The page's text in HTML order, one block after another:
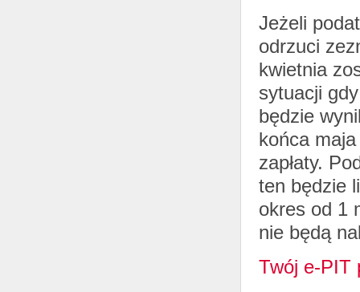
Jeżeli
odrzuci
kwietnia
sytuacji
będzie
końca
zapłaty.
ten będzie
okres od 1
nie będą
Twój e-PIT